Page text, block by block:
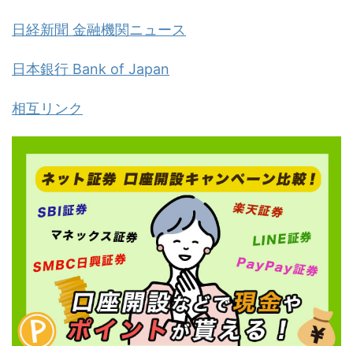
日経新聞 金融機関ニュース
日本銀行 Bank of Japan
相互リンク